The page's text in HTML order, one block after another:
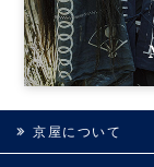
京屋について